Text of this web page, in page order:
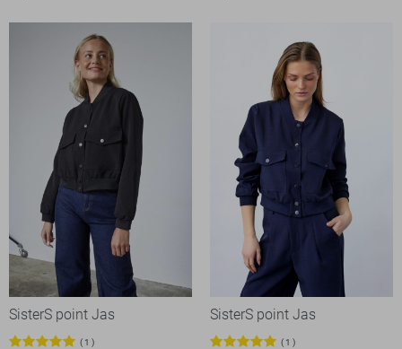
SisterS point Jas
1
SisterS point Jas
1